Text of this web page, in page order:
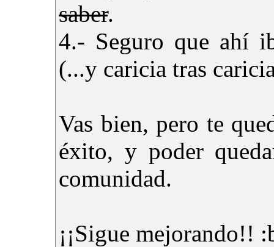
saber.
4.- Seguro que ahí
(...y caricia tras
Vas bien, pero te
éxito, y poder
comunidad.
¡¡Sigue mejorando!!